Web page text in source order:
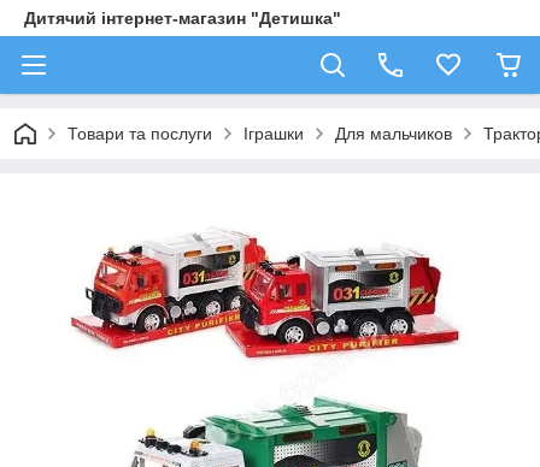
Дитячий інтернет-магазин "Детишка"
Товари та послуги Іграшки Для мальчиков